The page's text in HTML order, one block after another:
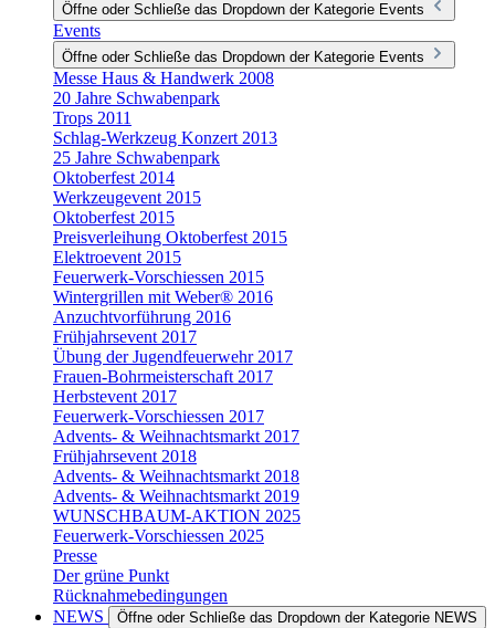
Öffne oder Schließe das Dropdown der Kategorie Events
Events
Öffne oder Schließe das Dropdown der Kategorie Events
Messe Haus & Handwerk 2008
20 Jahre Schwabenpark
Trops 2011
Schlag-Werkzeug Konzert 2013
25 Jahre Schwabenpark
Oktoberfest 2014
Werkzeugevent 2015
Oktoberfest 2015
Preisverleihung Oktoberfest 2015
Elektroevent 2015
Feuerwerk-Vorschiessen 2015
Wintergrillen mit Weber® 2016
Anzuchtvorführung 2016
Frühjahrsevent 2017
Übung der Jugendfeuerwehr 2017
Frauen-Bohrmeisterschaft 2017
Herbstevent 2017
Feuerwerk-Vorschiessen 2017
Advents- & Weihnachtsmarkt 2017
Frühjahrsevent 2018
Advents- & Weihnachtsmarkt 2018
Advents- & Weihnachtsmarkt 2019
WUNSCHBAUM-AKTION 2025
Feuerwerk-Vorschiessen 2025
Presse
Der grüne Punkt
Rücknahmebedingungen
NEWS
Öffne oder Schließe das Dropdown der Kategorie NEWS